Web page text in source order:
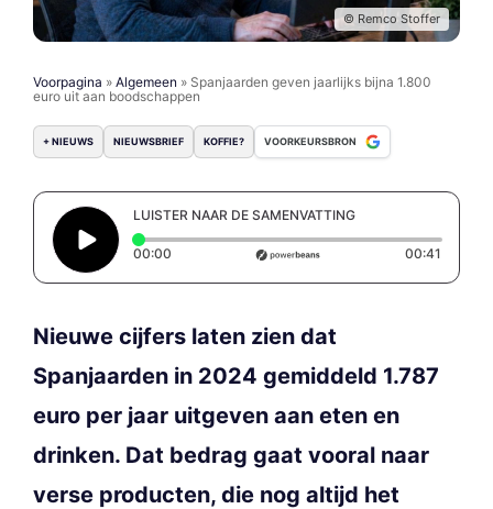
© Remco Stoffer
Voorpagina » Algemeen » Spanjaarden geven jaarlijks bijna 1.800
euro uit aan boodschappen
+ NIEUWS NIEUWSBRIEF KOFFIE? VOORKEURSBRON
LUISTER NAAR DE SAMENVATTING
00:00 Elapsed time: 0 seconds 00:41
Nieuwe cijfers laten zien dat
Spanjaarden in 2024 gemiddeld 1.787
euro per jaar uitgeven aan eten en
drinken. Dat bedrag gaat vooral naar
verse producten, die nog altijd het